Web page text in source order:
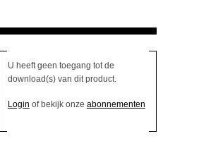
U heeft geen toegang tot de
download(s) van dit product.
Login of bekijk onze abonnementen